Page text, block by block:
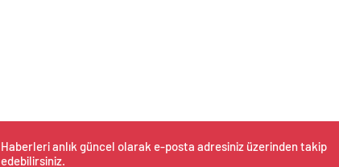
Haberleri anlık güncel olarak e-posta adresiniz üzerinden takip
edebilirsiniz.